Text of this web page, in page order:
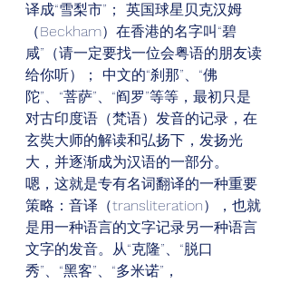
译成“雪梨市”； 英国球星贝克汉姆
（Beckham）在香港的名字叫“碧
咸”（请一定要找一位会粤语的朋友读
给你听）； 中文的“刹那”、“佛
陀”、“菩萨”、“阎罗”等等，最初只是
对古印度语（梵语）发音的记录，在
玄奘大师的解读和弘扬下，发扬光
大，并逐渐成为汉语的一部分。
嗯，这就是专有名词翻译的一种重要
策略：音译（transliteration），也就
是用一种语言的文字记录另一种语言
文字的发音。从“克隆”、“脱口
秀”、“黑客”、“多米诺”，